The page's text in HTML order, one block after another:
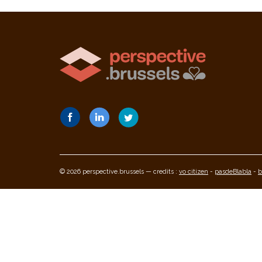
© 2026 perspective.brussels — credits : vo citizen - pasdeBlabla -